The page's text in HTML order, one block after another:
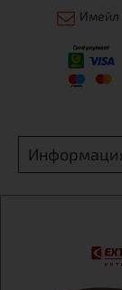
Имейл
Екстрем спорт
гр. София,